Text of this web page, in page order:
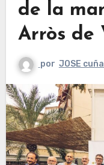
de la
Arròs de
por JOSE